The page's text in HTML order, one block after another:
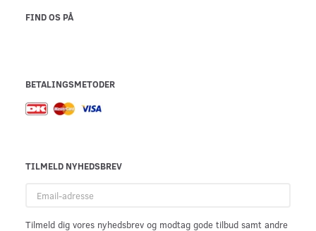
FIND OS PÅ
BETALINGSMETODER
TILMELD NYHEDSBREV
adresse
Tilmeld dig vores nyhedsbrev og modtag gode tilbud samt andre